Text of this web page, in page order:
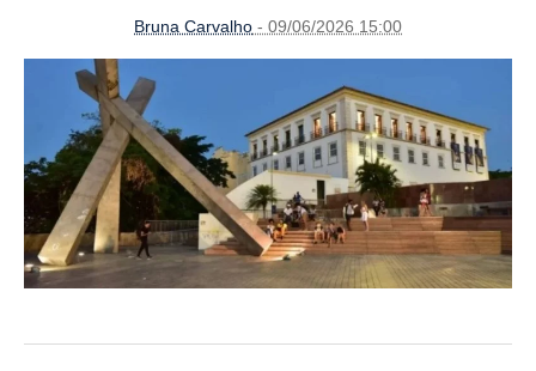
Bruna Carvalho - 09/06/2026 15:00